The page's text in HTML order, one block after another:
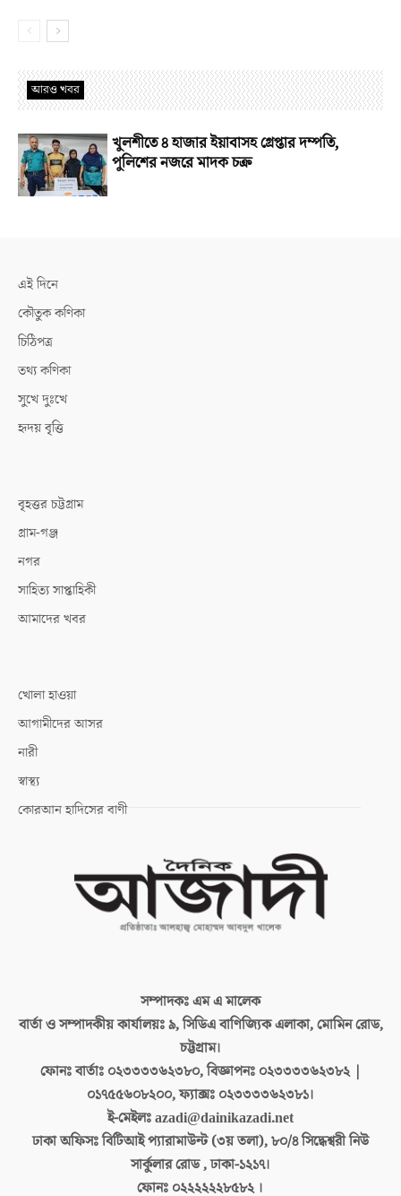
আরও খবর
খুলশীতে ৪ হাজার ইয়াবাসহ গ্রেপ্তার দম্পতি,
পুলিশের নজরে মাদক চক্র
এই দিনে
কৌতুক কণিকা
চিঠিপত্র
তথ্য কণিকা
সুখে দুঃখে
হৃদয় বৃত্তি
বৃহত্তর চট্টগ্রাম
গ্রাম-গঞ্জ
নগর
সাহিত্য সাপ্তাহিকী
আমাদের খবর
খোলা হাওয়া
আগামীদের আসর
নারী
স্বাস্থ্য
কোরআন হাদিসের বাণী
সম্পাদকঃএম এ মালেক
বার্তা ও সম্পাদকীয় কার্যালয়ঃ৯, সিডিএ বাণিজ্যিক এলাকা, মোমিন রোড,
চট্টগ্রাম।
ফোনঃ বার্তাঃ ০২৩৩৩৩৬২৩৮০, বিজ্ঞাপনঃ ০২৩৩৩৩৬২৩৮২ |
০১৭৫৫৬০৮২০০, ফ্যাক্সঃ ০২৩৩৩৩৬২৩৮১।
ই-মেইলঃazadi@dainikazadi.net
ঢাকা অফিসঃবিটিআই প্যারামাউন্ট (৩য় তলা), ৮০/৪ সিদ্ধেশ্বরী নিউ
সার্কুলার রোড , ঢাকা-১২১৭।
ফোনঃ ০২২২২২২৮৫৮২ ।